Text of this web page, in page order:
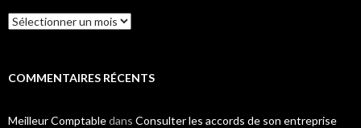
Archives
COMMENTAIRES RÉCENTS
Meilleur Comptabledans Consulter les accords de son entreprise